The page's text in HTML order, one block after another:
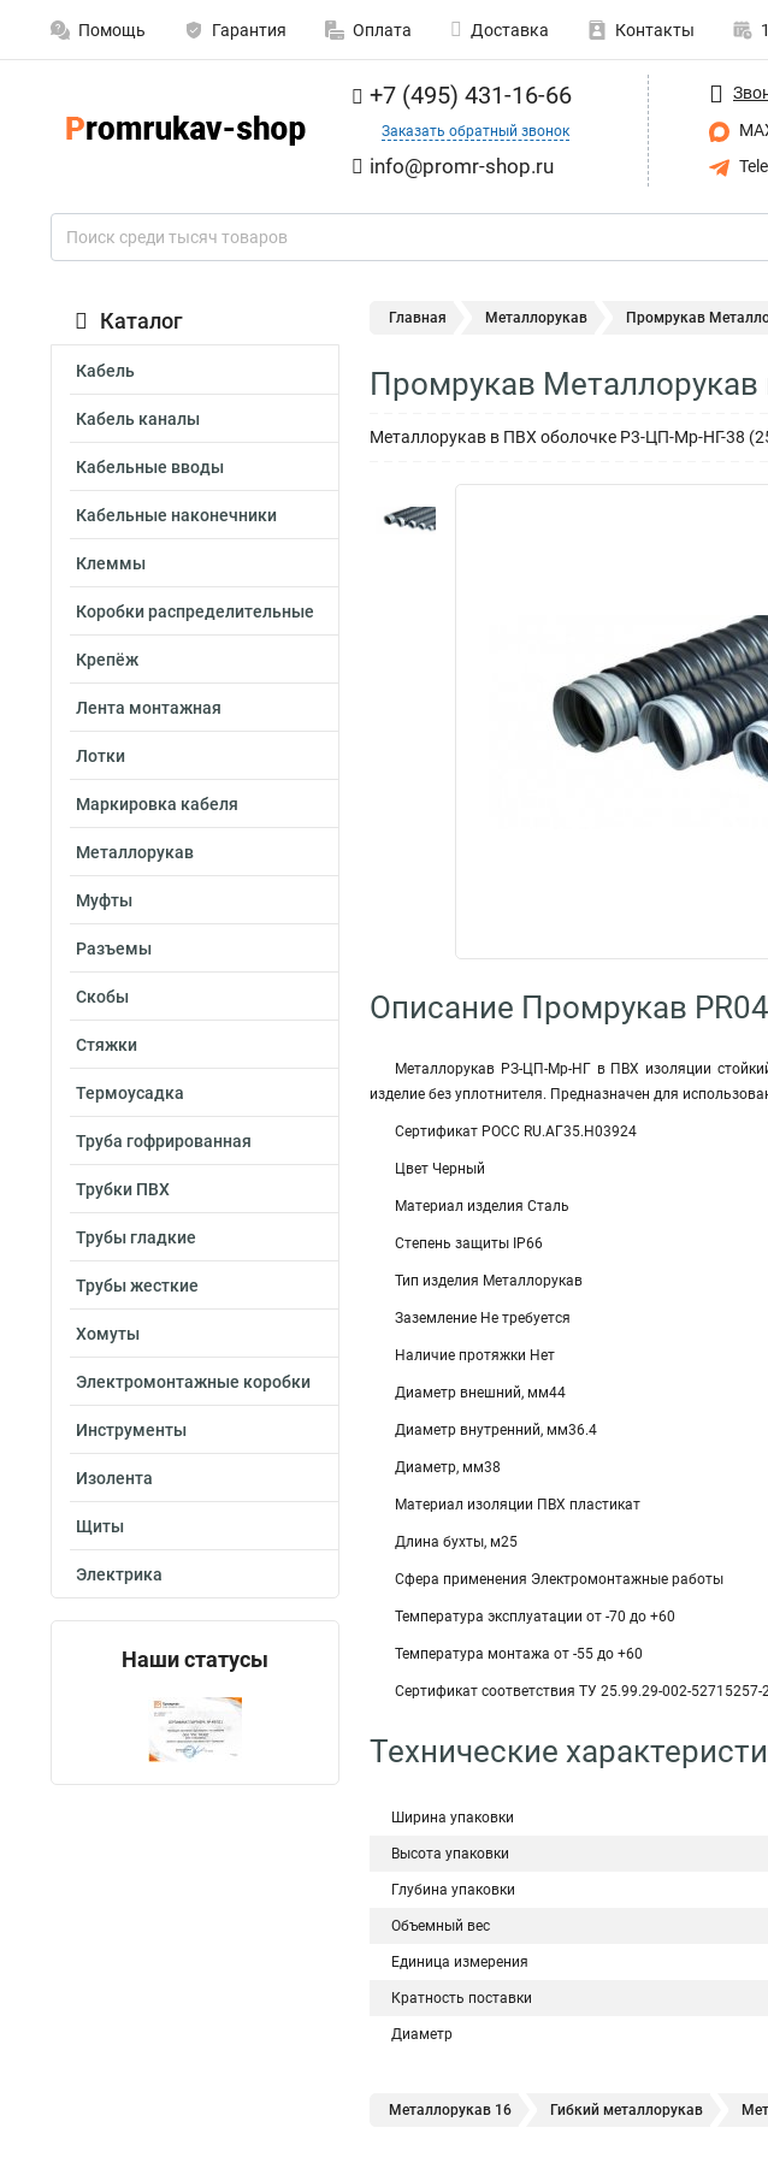
Помощь Гарантия Оплата Доставка Контакты
+7 (495) 431-16-66
Заказать обратный звонок
info@promr-shop.ru
Каталог
Кабель
Кабель каналы
Кабельные вводы
Кабельные наконечники
Клеммы
Коробки распределительные
Крепёж
Лента монтажная
Лотки
Маркировка кабеля
Металлорукав
Муфты
Разъемы
Скобы
Стяжки
Термоусадка
Труба гофрированная
Трубки ПВХ
Трубы гладкие
Трубы жесткие
Хомуты
Электромонтажные коробки
Инструменты
Изолента
Щиты
Электрика
Наши статусы
Главная Металлорукав Промрукав
Промрукав
Металлорукав в ПВХ оболочке Р3-ЦП-Мр-НГ-38
Описание Промрукав
Металлорукав РЗ-ЦП-Мр-НГ в ПВХ изоляции
изделие без уплотнителя. Предназначен для
Сертификат POCC RU.АГ35.H03924
Цвет Черный
Материал изделия Сталь
Степень защиты IP66
Тип изделия Металлорукав
Заземление Не требуется
Наличие протяжки Нет
Диаметр внешний, мм44
Диаметр внутренний, мм36.4
Диаметр, мм38
Материал изоляции ПВХ пластикат
Длина бухты, м25
Сфера применения Электромонтажные работы
Температура эксплуатации от -70 до +60
Температура монтажа от -55 до +60
Сертификат соответствия ТУ 25.99.29-002-52715257-
Технические
Ширина упаковки
Высота упаковки
Глубина упаковки
Объемный вес
Единица измерения
Кратность поставки
Диаметр
Металлорукав 16 Гибкий металлорукав